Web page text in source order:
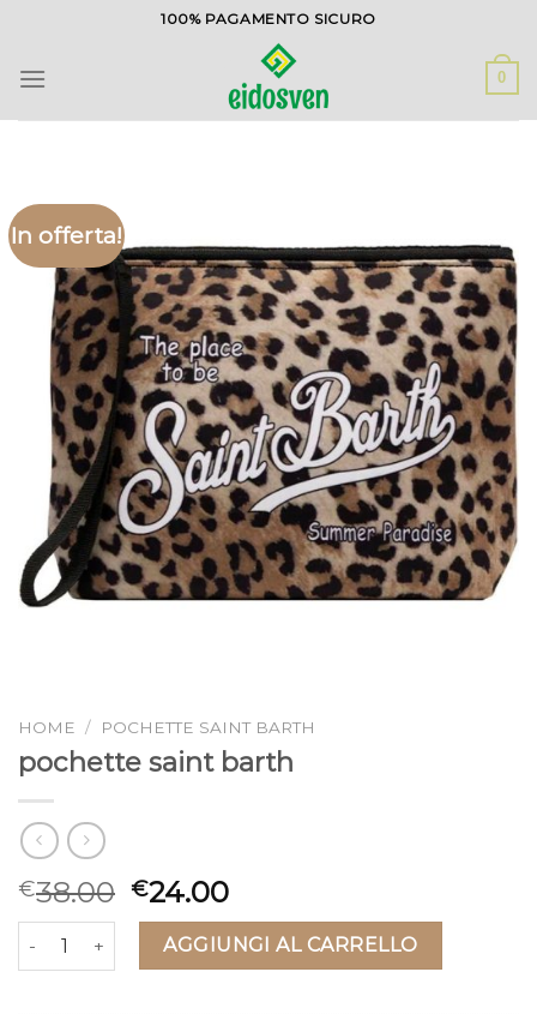
contenuti
100% PAGAMENTO SICURO
0
In offerta!
HOME / POCHETTE SAINT BARTH
pochette saint barth
€38.00 €24.00
pochette saint barth quantitàAGGIUNGI AL CARRELLO